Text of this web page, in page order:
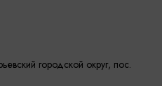
городской округ, пос.